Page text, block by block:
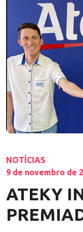
NOTÍCIAS
9 de novembro de
ATEKY